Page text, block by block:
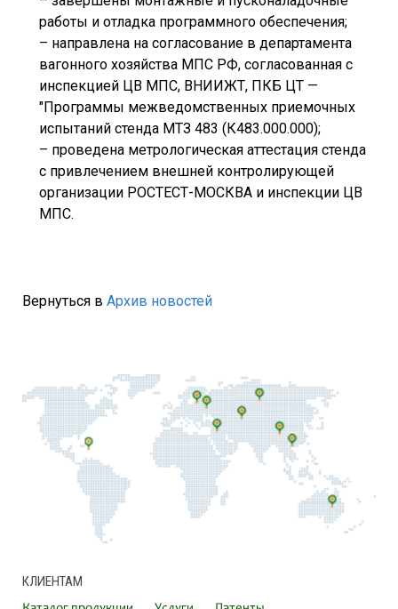
работы и отладка программного обеспечения;
– направлена на согласование в департамента
вагонного хозяйства МПС РФ, согласованная с
инспекцией ЦВ МПС, ВНИИЖТ, ПКБ ЦТ —
"Программы межведомственных приемочных
испытаний стенда МТЗ 483 (К483.000.000);
– проведена метрологическая аттестация стенда
с привлечением внешней контролирующей
организации РОСТЕСТ-МОСКВА и инспекции ЦВ
МПС.
Вернуться в Архив новостей
КЛИЕНТАМ